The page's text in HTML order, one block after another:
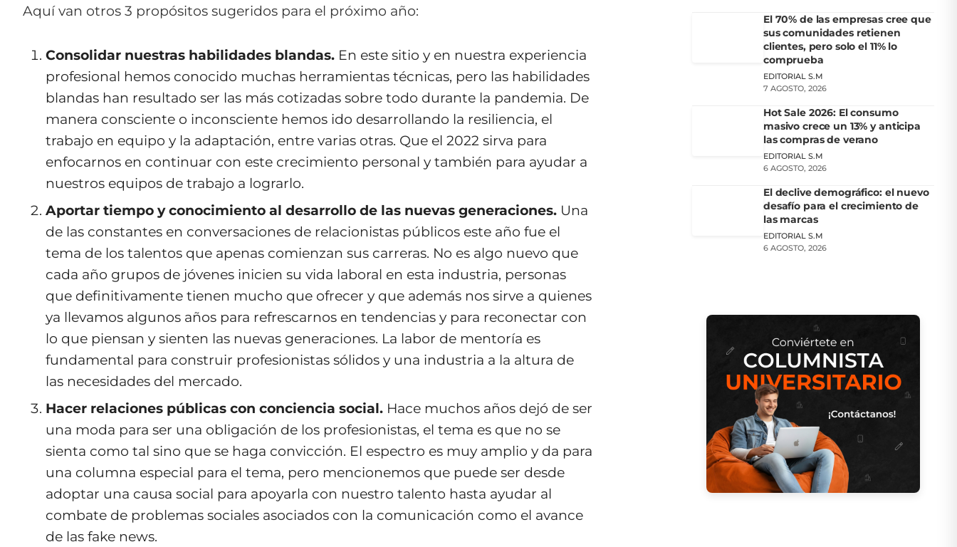
Aquí van otros 3 propósitos sugeridos para el próximo año:
Consolidar nuestras habilidades blandas. En este sitio y en nuestra experiencia
profesional hemos conocido muchas herramientas técnicas, pero las habilidades
blandas han resultado ser las más cotizadas sobre todo durante la pandemia. De
manera consciente o inconsciente hemos ido desarrollando la resiliencia, el
trabajo en equipo y la adaptación, entre varias otras. Que el 2022 sirva para
enfocarnos en continuar con este crecimiento personal y también para ayudar a
nuestros equipos de trabajo a lograrlo.
Aportar tiempo y conocimiento al desarrollo de las nuevas generaciones. Una
de las constantes en conversaciones de relacionistas públicos este año fue el
tema de los talentos que apenas comienzan sus carreras. No es algo nuevo que
cada año grupos de jóvenes inicien su vida laboral en esta industria, personas
que definitivamente tienen mucho que ofrecer y que además nos sirve a quienes
ya llevamos algunos años para refrescarnos en tendencias y para reconectar con
lo que piensan y sienten las nuevas generaciones. La labor de mentoría es
fundamental para construir profesionistas sólidos y una industria a la altura de
las necesidades del mercado.
Hacer relaciones públicas con conciencia social. Hace muchos años dejó de ser
una moda para ser una obligación de los profesionistas, el tema es que no se
sienta como tal sino que se haga convicción. El espectro es muy amplio y da para
una columna especial para el tema, pero mencionemos que puede ser desde
adoptar una causa social para apoyarla con nuestro talento hasta ayudar al
combate de problemas sociales asociados con la comunicación como el avance
de las fake news.
El 70% de las empresas cree que
sus comunidades retienen
clientes, pero solo el 11% lo
comprueba
EDITORIAL S.M
7 AGOSTO, 2026
Hot Sale 2026: El consumo
masivo crece un 13% y anticipa
las compras de verano
EDITORIAL S.M
6 AGOSTO, 2026
El declive demográfico: el nuevo
desafío para el crecimiento de
las marcas
EDITORIAL S.M
6 AGOSTO, 2026